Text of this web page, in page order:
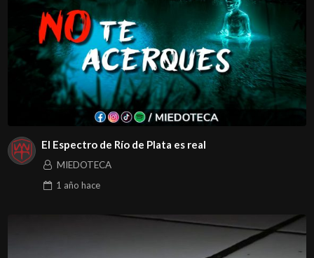
El Espectro de Río de Plata es real
MIEDOTECA
1 año hace